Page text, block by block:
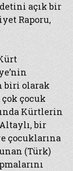
açık bir
Raporu,
biri olarak
çocuk
Kürtlerin
bir
çocuklarına
(Türk)